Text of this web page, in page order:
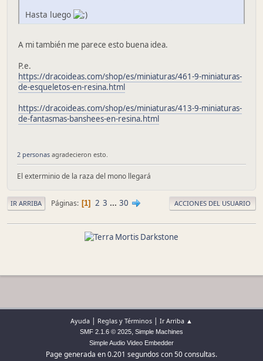
Hasta luego
A mi también me parece esto buena idea.
P.e.
https://dracoideas.com/shop/es/miniaturas/461-9-miniaturas-
de-esqueletos-en-resina.html
https://dracoideas.com/shop/es/miniaturas/413-9-miniaturas-
de-fantasmas-banshees-en-resina.html
2 personas agradecieron esto.
El exterminio de la raza del mono llegará
IR ARRIBA Páginas 1 2 3 ... 30 ACCIONES DEL USUARIO
Ayuda | Reglas y Términos | Ir Arriba ▲
SMF 2.1.6 © 2025, Simple Machines
Simple Audio Video Embedder
Page generada en 0.201 segundos con 50 consultas.